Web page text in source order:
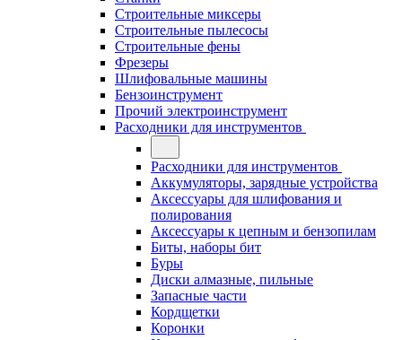
Строительные миксеры
Строительные пылесосы
Строительные фены
Фрезеры
Шлифовальные машины
Бензоинструмент
Прочий электроинструмент
Расходники для инструментов
Расходники для инструментов
Аккумуляторы, зарядные устройства
Аксессуары для шлифования и
полирования
Аксессуары к цепным и бензопилам
Биты, наборы бит
Буры
Диски алмазные, пильные
Запасные части
Кордщетки
Коронки